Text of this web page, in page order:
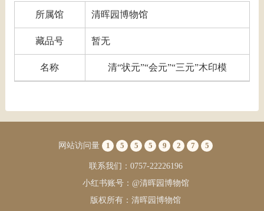
所属馆 清晖园博物馆
藏品号 暂无
名称 清“状元”“会元”“三元”木印模
网站访问量 1 5 5 5 9 2 7 5
联系我们：0757-22226196
小红书账号：@清晖园博物馆
版权所有：清晖园博物馆